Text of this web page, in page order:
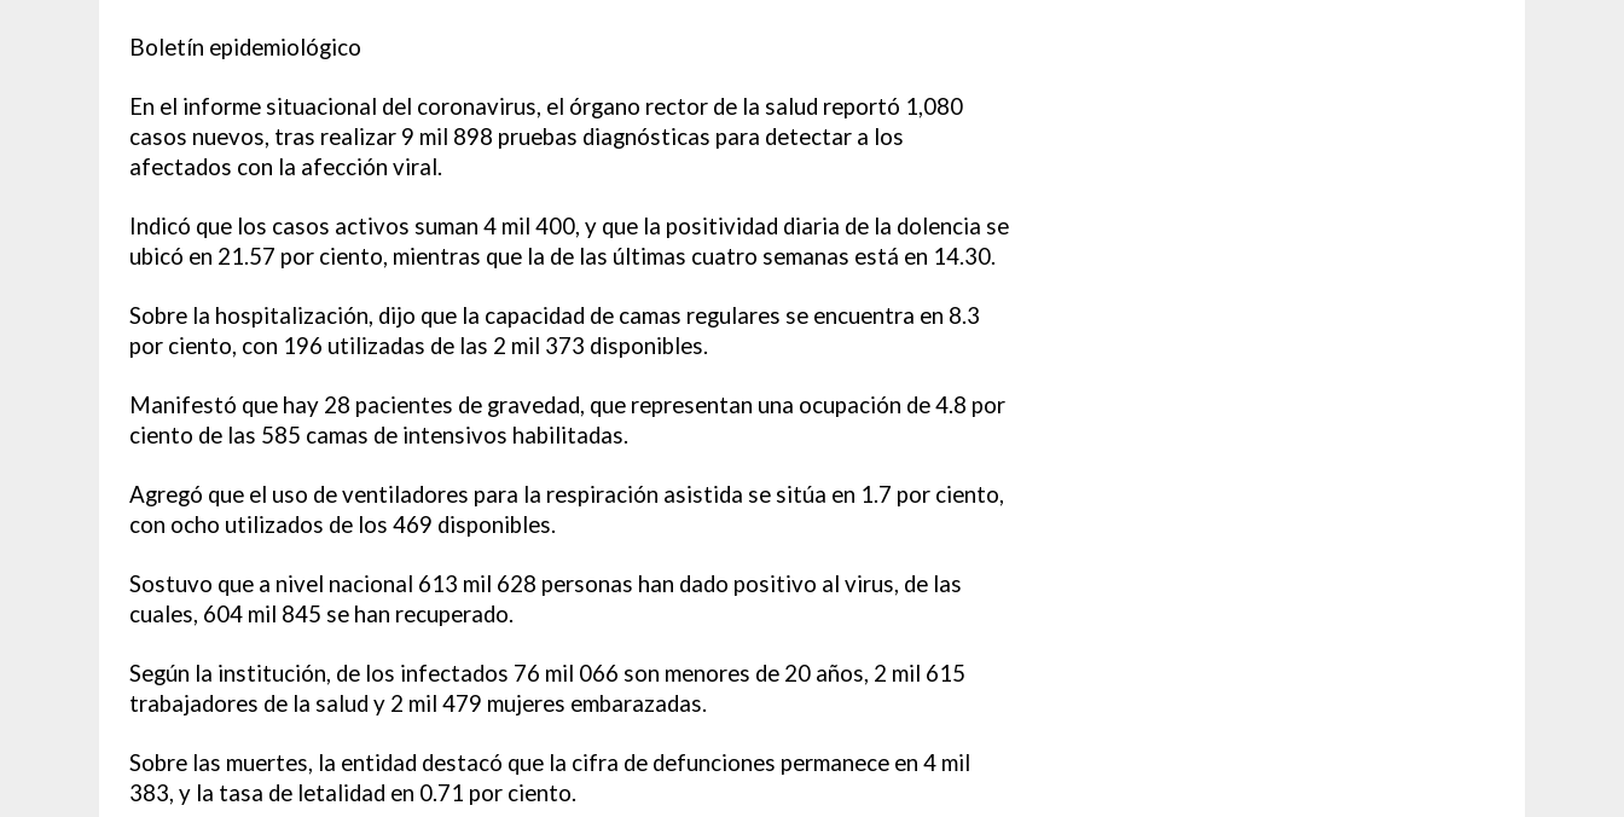
Boletín epidemiológico
En el informe situacional del coronavirus, el órgano rector de la salud reportó 1,080
casos nuevos, tras realizar 9 mil 898 pruebas diagnósticas para detectar a los
afectados con la afección viral.
Indicó que los casos activos suman 4 mil 400, y que la positividad diaria de la dolencia se
ubicó en 21.57 por ciento, mientras que la de las últimas cuatro semanas está en 14.30.
Sobre la hospitalización, dijo que la capacidad de camas regulares se encuentra en 8.3
por ciento, con 196 utilizadas de las 2 mil 373 disponibles.
Manifestó que hay 28 pacientes de gravedad, que representan una ocupación de 4.8 por
ciento de las 585 camas de intensivos habilitadas.
Agregó que el uso de ventiladores para la respiración asistida se sitúa en 1.7 por ciento,
con ocho utilizados de los 469 disponibles.
Sostuvo que a nivel nacional 613 mil 628 personas han dado positivo al virus, de las
cuales, 604 mil 845 se han recuperado.
Según la institución, de los infectados 76 mil 066 son menores de 20 años, 2 mil 615
trabajadores de la salud y 2 mil 479 mujeres embarazadas.
Sobre las muertes, la entidad destacó que la cifra de defunciones permanece en 4 mil
383, y la tasa de letalidad en 0.71 por ciento.